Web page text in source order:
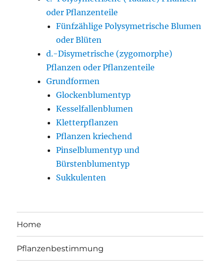
oder Pflanzenteile
Fünfzählige Polysymetrische Blumen
oder Blüten
d.-Disymetrische (zygomorphe)
Pflanzen oder Pflanzenteile
Grundformen
Glockenblumentyp
Kesselfallenblumen
Kletterpflanzen
Pflanzen kriechend
Pinselblumentyp und
Bürstenblumentyp
Sukkulenten
Home
Pflanzenbestimmung